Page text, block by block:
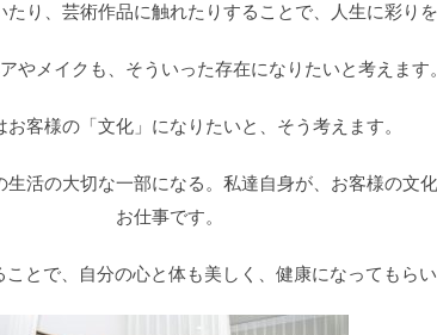
り、芸術作品に触れたりすることで、人生に彩り
やメイクも、そういった存在になりたいと考えます。
お客様の「文化」になりたいと、そう考えます。
活の大切な一部になる。私達自身が、お客様の文
お仕事です。
とで、自分の心と体も美しく、健康になってもら